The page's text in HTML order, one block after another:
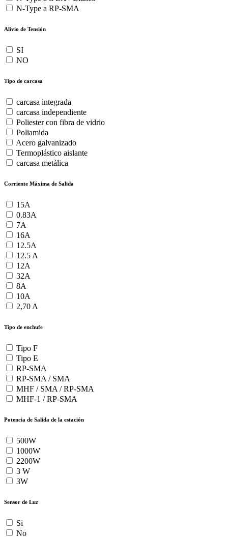
N-Type a RP-SMA
Alivio de Tensión
SI
NO
Tipo de carcasa
carcasa integrada
carcasa independiente
Poliester con fibra de vidrio
Poliamida
Acero galvanizado
Termoplástico aislante
carcasa metálica
Corriente Máxima de Salida
15A
0.83A
7A
16A
12.5A
12.5 A
12A
32A
8A
10A
2,70 A
Tipo de enchufe
Tipo F
Tipo E
RP-SMA
RP-SMA / SMA
MHF / SMA / RP-SMA
MHF-1 / RP-SMA
Potencia de Salida de la estación
500W
1000W
2200W
3 W
3W
Sensor de Luz
Si
No